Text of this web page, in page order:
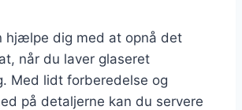
hjælpe dig med at opnå det
når du laver glaseret
Med lidt forberedelse og
på detaljerne kan du servere